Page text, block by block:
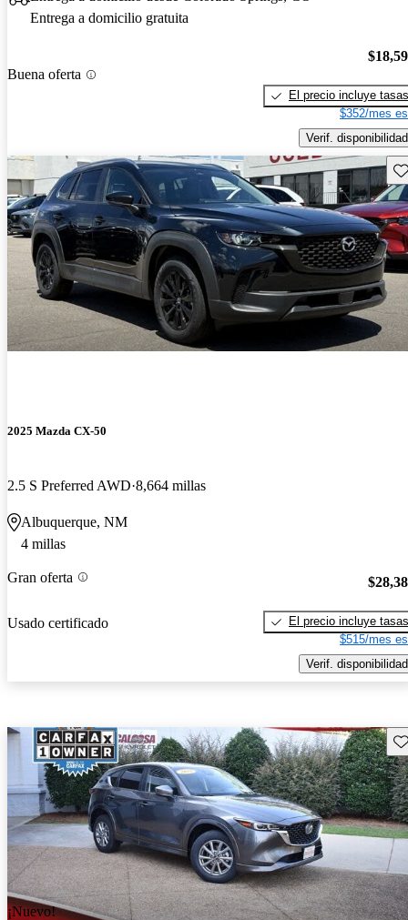
Entrega a domicilio gratuita
Buena oferta
El precio incluye tasas
$352/mes
Verif. disponibilidad
2025 Mazda CX-50
2.5 S Preferred AWD 8,664 millas
Albuquerque, NM
4 millas
Gran oferta
Usado certificado
El precio incluye tasas
$515/mes
Verif. disponibilidad
¡Nuevo!